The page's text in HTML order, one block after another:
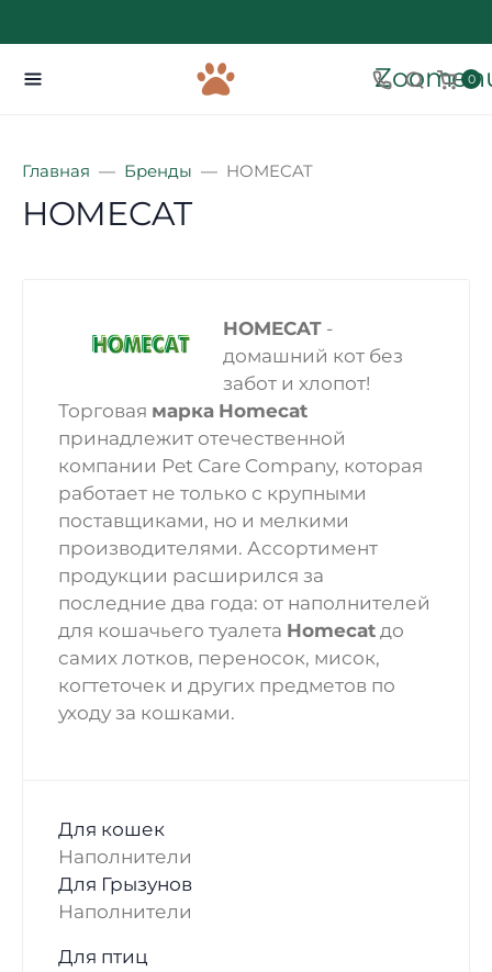
0
Главная Бренды HOMECAT
HOMECAT
HOMECAT -
домашний кот без
забот и хлопот!
Торговая марка Homecat
принадлежит отечественной
компании Pet Care Company, которая
работает не только с крупными
поставщиками, но и мелкими
производителями. Ассортимент
продукции расширился за
последние два года: от наполнителей
для кошачьего туалета Homecat до
самих лотков, переносок, мисок,
когтеточек и других предметов по
уходу за кошками.
Для кошек
Наполнители
Для Грызунов
Наполнители
Для птиц